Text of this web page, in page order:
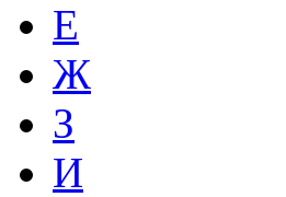
Е
Ж
З
И